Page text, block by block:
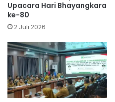
Upacara Hari Bhayangkara
ke-80
2 Juli 2026